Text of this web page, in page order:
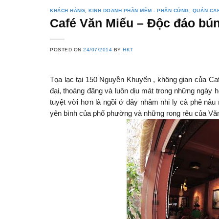
KHÁCH HÀNG ,KINH DOANH PHẦN MỀM - PHẦN CỨNG QUÁN
Café Văn Miếu – Độc đáo
POSTED ON24/07/2014 BYHKT
Tọa lạc tại 150 Nguyễn Khuyến , không gian của
đại, thoáng đãng và luôn dịu mát trong những ngày
tuyệt vời hơn là ngồi ở đây nhâm nhi ly cà phê
yên bình của phố phường và những rong rêu của